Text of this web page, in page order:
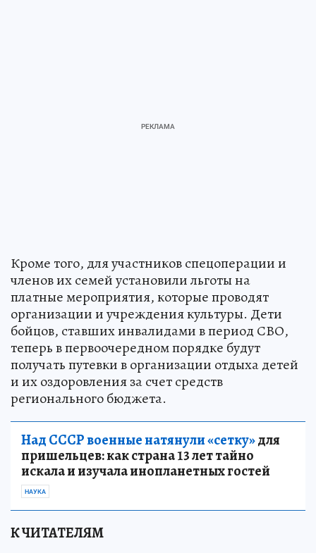
Кроме того, для участников спецоперации и
членов их семей установили льготы на
платные мероприятия, которые проводят
организации и учреждения культуры. Дети
бойцов, ставших инвалидами в период СВО,
теперь в первоочередном порядке будут
получать путевки в организации отдыха детей
и их оздоровления за счет средств
регионального бюджета.
Над СССР военные натянули «сетку»для
пришельцев: как страна 13 лет тайно
искала и изучала инопланетных гостей
НАУКА
К ЧИТАТЕЛЯМ